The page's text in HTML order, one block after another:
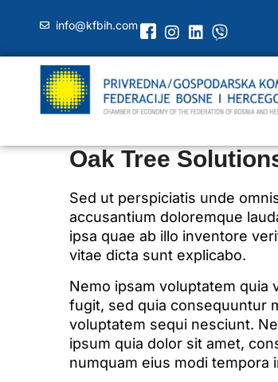
info@kfbih.com
Oak Tree
Sed ut perspiciatis unde
accusantium doloremque
ipsa quae ab illo inventore
vitae dicta sunt explicabo.
Nemo ipsam voluptatem quia
fugit, sed quia consequuntur
voluptatem sequi nesciunt.
ipsum quia dolor sit amet,
numquam eius modi tempora